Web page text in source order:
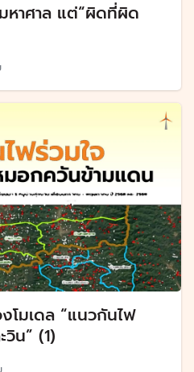
หาศาล แต่“ผิดที่ผิด
มเดล “แนวกันไฟ
น” (1)